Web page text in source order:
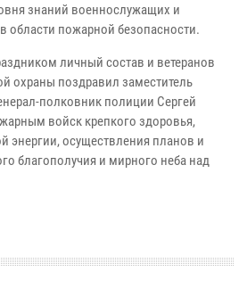
знаний военнослужащих и
области пожарной безопасности.
личный состав и ветеранов
охраны поздравил заместитель
полковник полиции Сергей
войск крепкого здоровья,
энергии, осуществления планов и
благополучия и мирного неба над